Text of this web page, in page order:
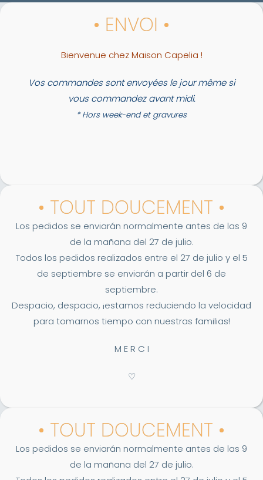
• ENVOI •
Bienvenue chez Maison Capelia !
Vos commandes sont envoyées le jour même si
vous commandez avant midi.
* Hors week-end et gravures
• TOUT DOUCEMENT •
Los pedidos se enviarán normalmente antes de las 9
de la mañana del 27 de julio.
Todos los pedidos realizados entre el 27 de julio y el 5
de septiembre se enviarán a partir del 6 de
septiembre.
Despacio, despacio, ¡estamos reduciendo la velocidad
para tomarnos tiempo con nuestras familias!
M E R C I
♡
• TOUT DOUCEMENT •
Los pedidos se enviarán normalmente antes de las 9
de la mañana del 27 de julio.